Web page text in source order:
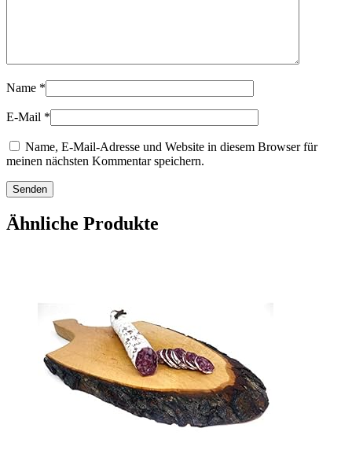
Name *
E-Mail *
Name, E-Mail-Adresse und Website in diesem Browser für
meinen nächsten Kommentar speichern.
Ähnliche Produkte